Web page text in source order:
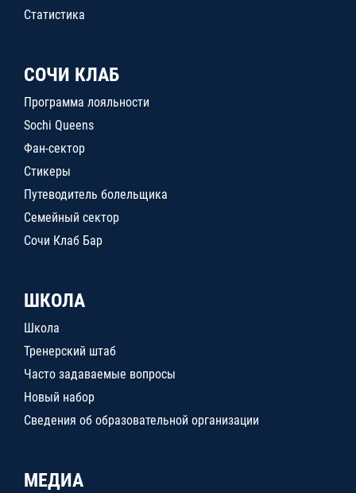
Статистика
СОЧИ КЛАБ
Программа лояльности
Sochi Queens
Фан-сектор
Стикеры
Путеводитель болельщика
Семейный сектор
Сочи Клаб Бар
ШКОЛА
Школа
Тренерский штаб
Часто задаваемые вопросы
Новый набор
Сведения об образовательной организации
МЕДИА